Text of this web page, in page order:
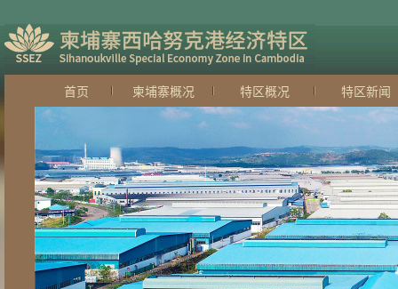
首页 柬埔寨概况 特区概况 特区新闻